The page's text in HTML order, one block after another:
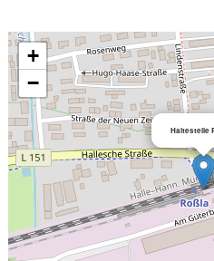
Haltestelle
+
−